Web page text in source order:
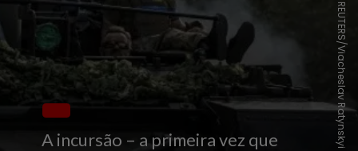
A incursão – a primeira vez que
REUTERS/Viacheslav Ratynskyi